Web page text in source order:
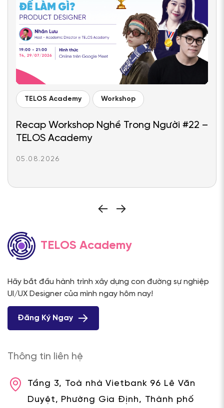
TELOS Academy Workshop
Recap Workshop Nghề Trong Người #22 –
TELOS Academy
05.08.2026
TELOS Academy
Hãy bắt đầu hành trình xây dựng con đường sự nghiệp
UI/UX Designer của mình ngay hôm nay!
Đăng Ký Ngay
Thông tin liên hệ
Tầng 3, Toà nhà Vietbank 96 Lê Văn
Duyệt, Phường Gia Định, Thành phố